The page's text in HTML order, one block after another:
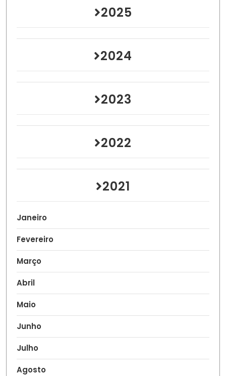
2025
2024
2023
2022
2021
Janeiro
Fevereiro
Março
Abril
Maio
Junho
Julho
Agosto